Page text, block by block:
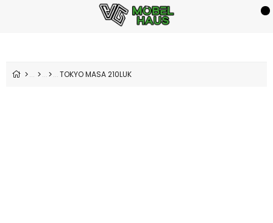
TOKYO MASA 210LUK